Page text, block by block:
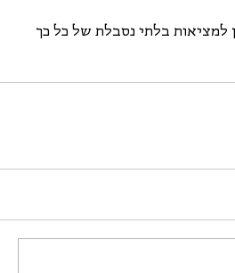
למציאות בלתי נסבלת של כל כך